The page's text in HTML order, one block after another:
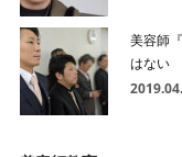
美容師
はない